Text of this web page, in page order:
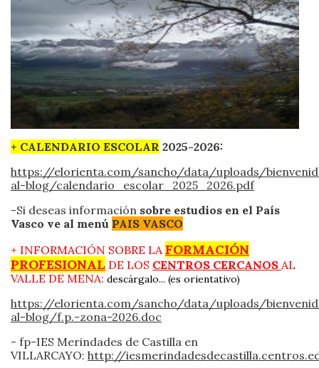
+ CALENDARIO ESCOLAR 2025-2026:
https://elorienta.com/sancho/data/uploads/
al-blog/calendario_escolar_2025_2026.pdf
-Si deseas información sobre estudios en el País
Vasco ve al menú PAIS VASCO
+ INFORMACIÓN SOBRE LAFORMACIÓN
PROFESIONAL DE LOS CENTROS CERCANOS AL
VALLE DE MENA: descárgalo... (es orientativo)
https://elorienta.com/sancho/data/uploads/
al-blog/f.p.-zona-2026.doc
- fp-IES Merindades de Castilla en
VILLARCAYO: http://